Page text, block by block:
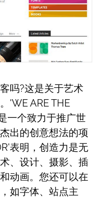
吗?这是关于艺术
'WE ARE THE
一个致力于推广世
出的创意想法的项
表明，创造力是无
、设计、摄影、插
动画。您还可以在
如字体、站点主